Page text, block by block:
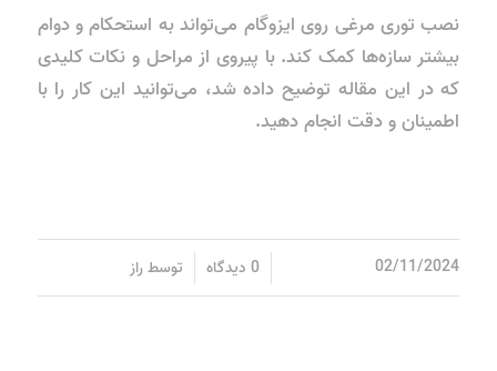
نصب توری مرغی روی ایزوگام می‌تواند به استحکام و دوام
بیشتر سازه‌ها کمک کند. با پیروی از مراحل و نکات کلیدی
که در این مقاله توضیح داده شد، می‌توانید این کار را با
اطمینان و دقت انجام دهید.
02/11/2024 0 دیدگاه توسطراز